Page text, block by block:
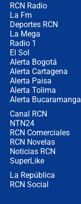
RCN Radio
La Fm
Deportes RCN
La Mega
Radio 1
El Sol
Alerta Bogotá
Alerta Cartagena
Alerta Paisa
Alerta Tolima
Alerta Bucaramanga
Canal RCN
NTN24
RCN Comerciales
RCN Novelas
Noticias RCN
SuperLike
La República
RCN Social